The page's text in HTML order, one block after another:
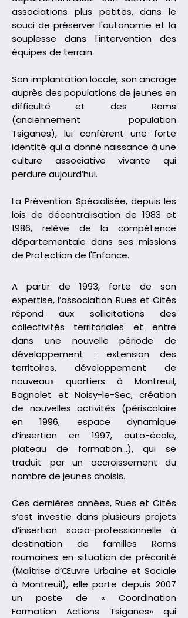
associations plus petites, dans le
souci de préserver l'autonomie et la
souplesse dans l'intervention des
équipes de terrain.
Son implantation locale, son ancrage
auprès des populations de jeunes en
difficulté et des Roms
(anciennement population
Tsiganes), lui confèrent une forte
identité qui a donné naissance à une
culture associative vivante qui
perdure aujourd’hui.
La Prévention Spécialisée, depuis les
lois de décentralisation de 1983 et
1986, relève de la compétence
départementale dans ses missions
de Protection de l'Enfance.
A partir de 1993, forte de son
expertise, l’association Rues et Cités
répond aux sollicitations des
collectivités territoriales et entre
dans une nouvelle période de
développement : extension des
territoires, développement de
nouveaux quartiers à Montreuil,
Bagnolet et Noisy-le-Sec, création
de nouvelles activités (périscolaire
en 1996, espace dynamique
d’insertion en 1997, auto-école,
plateau de formation…), qui se
traduit par un accroissement du
nombre de jeunes choisis.
Ces dernières années, Rues et Cités
s’est investie dans plusieurs projets
d’insertion socio-professionnelle à
destination de familles Roms
roumaines en situation de précarité
(Maîtrise d’Œuvre Urbaine et Sociale
à Montreuil), elle porte depuis 2007
un poste de « Coordination
Formation Actions Tsiganes» qui